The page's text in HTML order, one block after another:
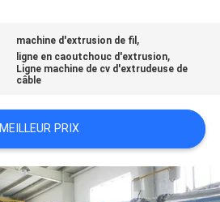
machine d'extrusion de fil ,
ligne en caoutchouc d'extrusion,
Ligne machine de cv d'extrudeuse de
câble
MEILLEUR PRIX